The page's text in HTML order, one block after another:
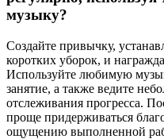
музыку?
Создайте привычку,
коротких уборок, и
Используйте любимую
занятие, а также ведите
отслеживания прогресса.
проще придерживаться
ощущению выполненной